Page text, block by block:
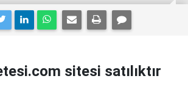
sitesi satılıktır